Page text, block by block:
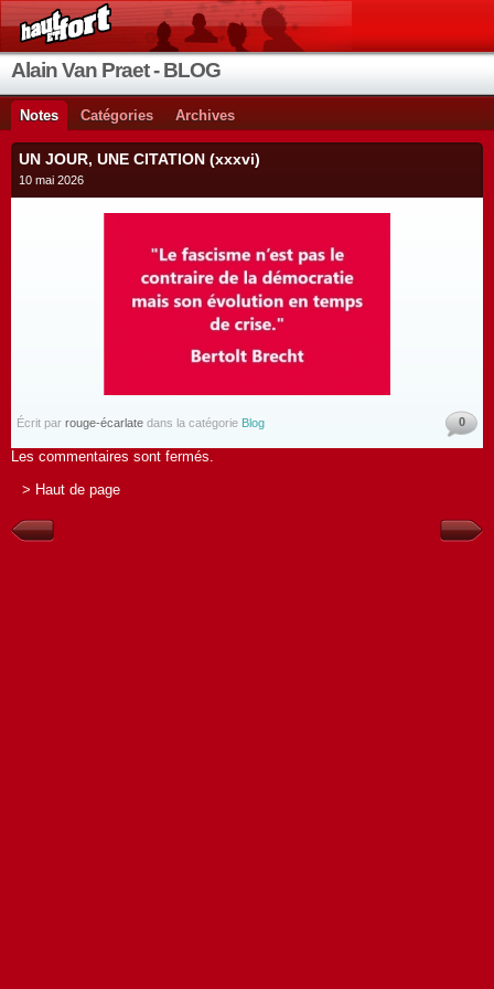
Alain Van Praet - BLOG
Notes Catégories Archives
UN JOUR, UNE CITATION (xxxvi)
10 mai 2026
Écrit par rouge-écarlate dans la catégorie Blog 0
Les commentaires sont fermés.
> Haut de page